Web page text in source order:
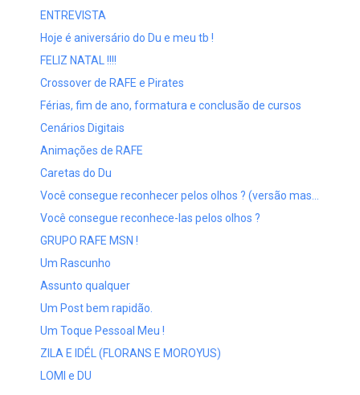
ENTREVISTA
Hoje é aniversário do Du e meu tb !
FELIZ NATAL !!!!
Crossover de RAFE e Pirates
Férias, fim de ano, formatura e conclusão de cursos
Cenários Digitais
Animações de RAFE
Caretas do Du
Você consegue reconhecer pelos olhos ? (versão mas...
Você consegue reconhece-las pelos olhos ?
GRUPO RAFE MSN !
Um Rascunho
Assunto qualquer
Um Post bem rapidão.
Um Toque Pessoal Meu !
ZILA E IDÉL (FLORANS E MOROYUS)
LOMI e DU